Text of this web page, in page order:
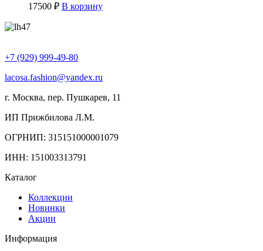
17500 ₽ В корзину
+7 (929) 999-49-80
lacosa.fashion@yandex.ru
г. Москва, пер. Пушкарев, 11
ИП Прижбилова Л.М.
ОГРНИП: 315151000001079
ИНН: 151003313791
Каталог
Коллекции
Новинки
Акции
Информация